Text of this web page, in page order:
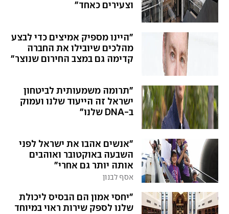
וצעירים כאחד"
"היינו מספיק אמיצים כדי לבצע
מהלכים שיובילו את החברה
קדימה גם במצב החירום שנוצר"
"תרומה משמעותית לביטחון
ישראל זה הייעוד שלנו ועמוק
ב-DNA שלנו"
"אנשים אהבו את ישראל לפני
השבעה באוקטובר ואוהבים
אותה יותר גם אחרי"
אסף לבנון
"יחסי אמון הם הבסיס ליכולת
שלנו לספק שירות ראוי במיוחד